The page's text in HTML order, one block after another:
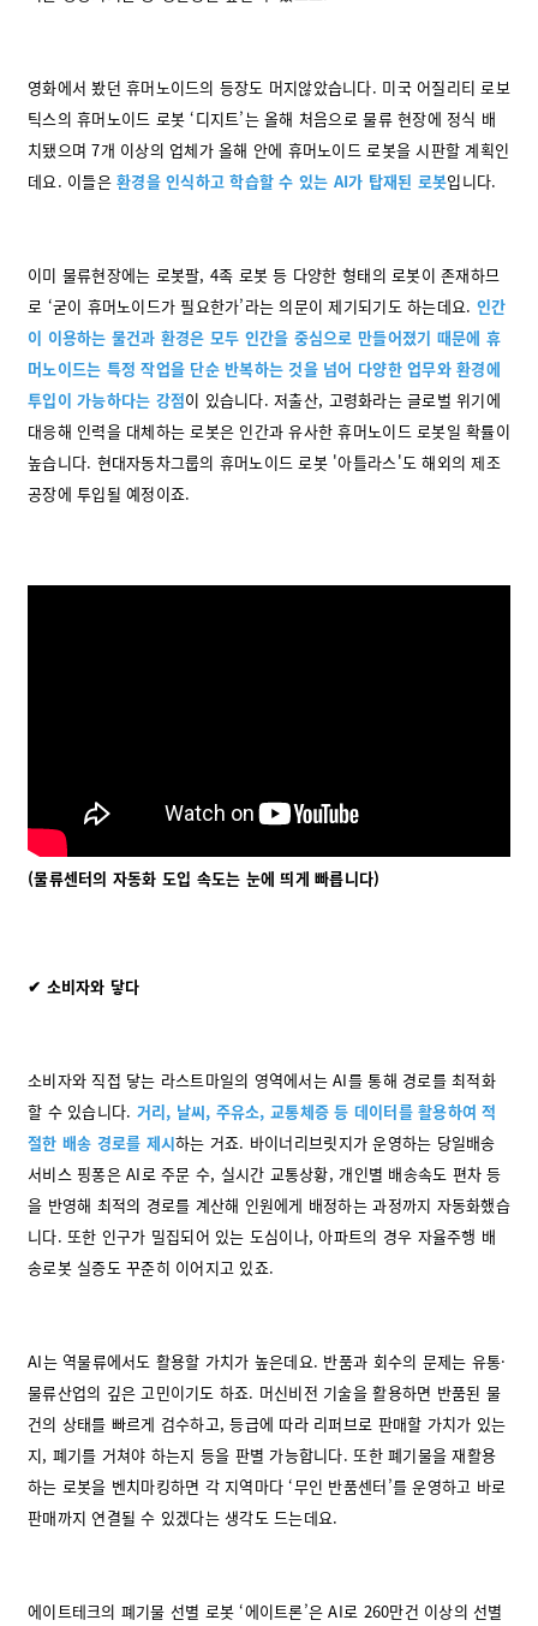
영화에서 봤던 휴머노이드의 등장도 머지않았습니다. 미국 어질리티 로보
틱스의 휴머노이드 로봇 ‘디지트’는 올해 처음으로 물류 현장에 정식 배
치됐으며 7개 이상의 업체가 올해 안에 휴머노이드 로봇을 시판할 계획인
데요. 이들은환경을 인식하고 학습할 수 있는 AI가 탑재된 로봇입니다.
이미 물류현장에는 로봇팔, 4족 로봇 등 다양한 형태의 로봇이 존재하므
로 ‘굳이 휴머노이드가 필요한가’라는 의문이 제기되기도 하는데요. 인간
이 이용하는 물건과 환경은 모두 인간을 중심으로 만들어졌기 때문에 휴
머노이드는 특정 작업을 단순 반복하는 것을 넘어 다양한 업무와 환경에
투입이 가능하다는 강점이 있습니다. 저출산, 고령화라는 글로벌 위기에
대응해 인력을 대체하는 로봇은 인간과 유사한 휴머노이드 로봇일 확률이
높습니다. 현대자동차그룹의 휴머노이드 로봇 '아틀라스'도 해외의 제조
공장에 투입될 예정이죠.
(물류센터의 자동화 도입 속도는 눈에 띄게 빠릅니다)
✔ 소비자와 닿다
소비자와 직접 닿는 라스트마일의 영역에서는 AI를 통해 경로를 최적화
할 수 있습니다. 거리, 날씨, 주유소, 교통체증 등 데이터를 활용하여 적
절한 배송 경로를 제시하는 거죠. 바이너리브릿지가 운영하는 당일배송
서비스 핑퐁은 AI로 주문 수, 실시간 교통상황, 개인별 배송속도 편차 등
을 반영해 최적의 경로를 계산해 인원에게 배정하는 과정까지 자동화했습
니다. 또한 인구가 밀집되어 있는 도심이나, 아파트의 경우 자율주행 배
송로봇 실증도 꾸준히 이어지고 있죠.
AI는 역물류에서도 활용할 가치가 높은데요. 반품과 회수의 문제는 유통·
물류산업의 깊은 고민이기도 하죠. 머신비전 기술을 활용하면 반품된 물
건의 상태를 빠르게 검수하고, 등급에 따라 리퍼브로 판매할 가치가 있는
지, 폐기를 거쳐야 하는지 등을 판별 가능합니다. 또한 폐기물을 재활용
하는 로봇을 벤치마킹하면 각 지역마다 ‘무인 반품센터’를 운영하고 바로
판매까지 연결될 수 있겠다는 생각도 드는데요.
에이트테크의 폐기물 선별 로봇 ‘에이트론’은 AI로 260만건 이상의 선별